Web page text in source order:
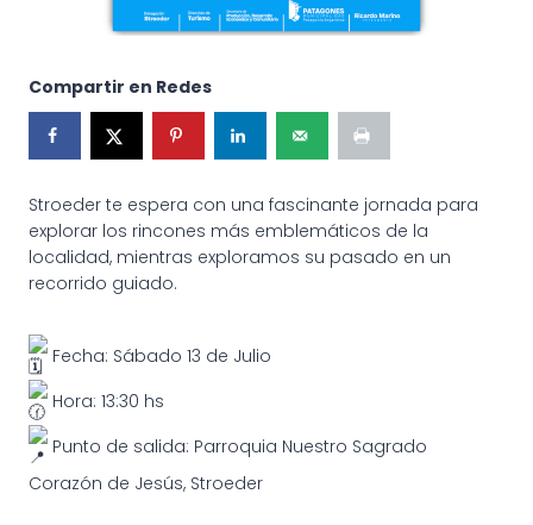
Compartir en Redes
Stroeder te espera con una fascinante jornada para
explorar los rincones más emblemáticos de la
localidad, mientras exploramos su pasado en un
recorrido guiado.
Fecha: Sábado 13 de Julio
Hora: 13:30 hs
Punto de salida: Parroquia Nuestro Sagrado
Corazón de Jesús, Stroeder